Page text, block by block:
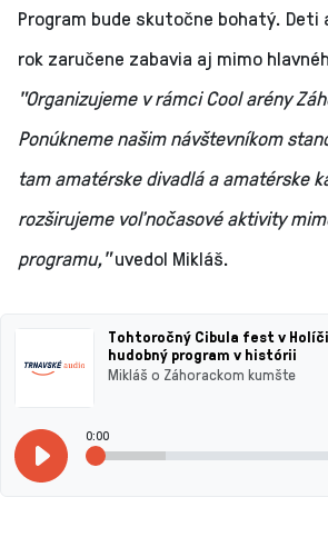
Program bude skutočne bohatý.
rok zaručene zabavia aj mimo
"Organizujeme v rámci Cool arény
Ponúkneme našim návštevníkom
tam amatérske divadlá a amatérske
rozširujeme voľnočasové aktivity
programu,"uvedol Mikláš.
Tohtoročný Cibula fest v
hudobný program v histórii
Mikláš o Záhorackom kumšte
0:00